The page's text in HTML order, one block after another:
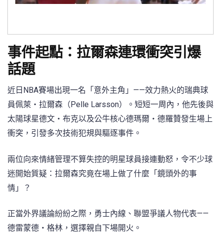
事件起點：拉爾森連環衝突引爆
話題
近日NBA賽場出現一名「意外主角」——效力熱火的瑞典球
員佩萊・拉爾森（Pelle Larsson）。短短一周內，他先後與
太陽球星德文・布克以及公牛核心德瑪爾・德羅贊發生場上
衝突，引發多次技術犯規與驅逐事件。
兩位向來情緒管理不算失控的明星球員接連動怒，令不少球
迷開始質疑：拉爾森究竟在場上做了什麼「鏡頭外的事
情」？
正當外界議論紛紛之際，勇士內線、聯盟爭議人物代表——
德雷蒙德・格林，選擇親自下場開火。